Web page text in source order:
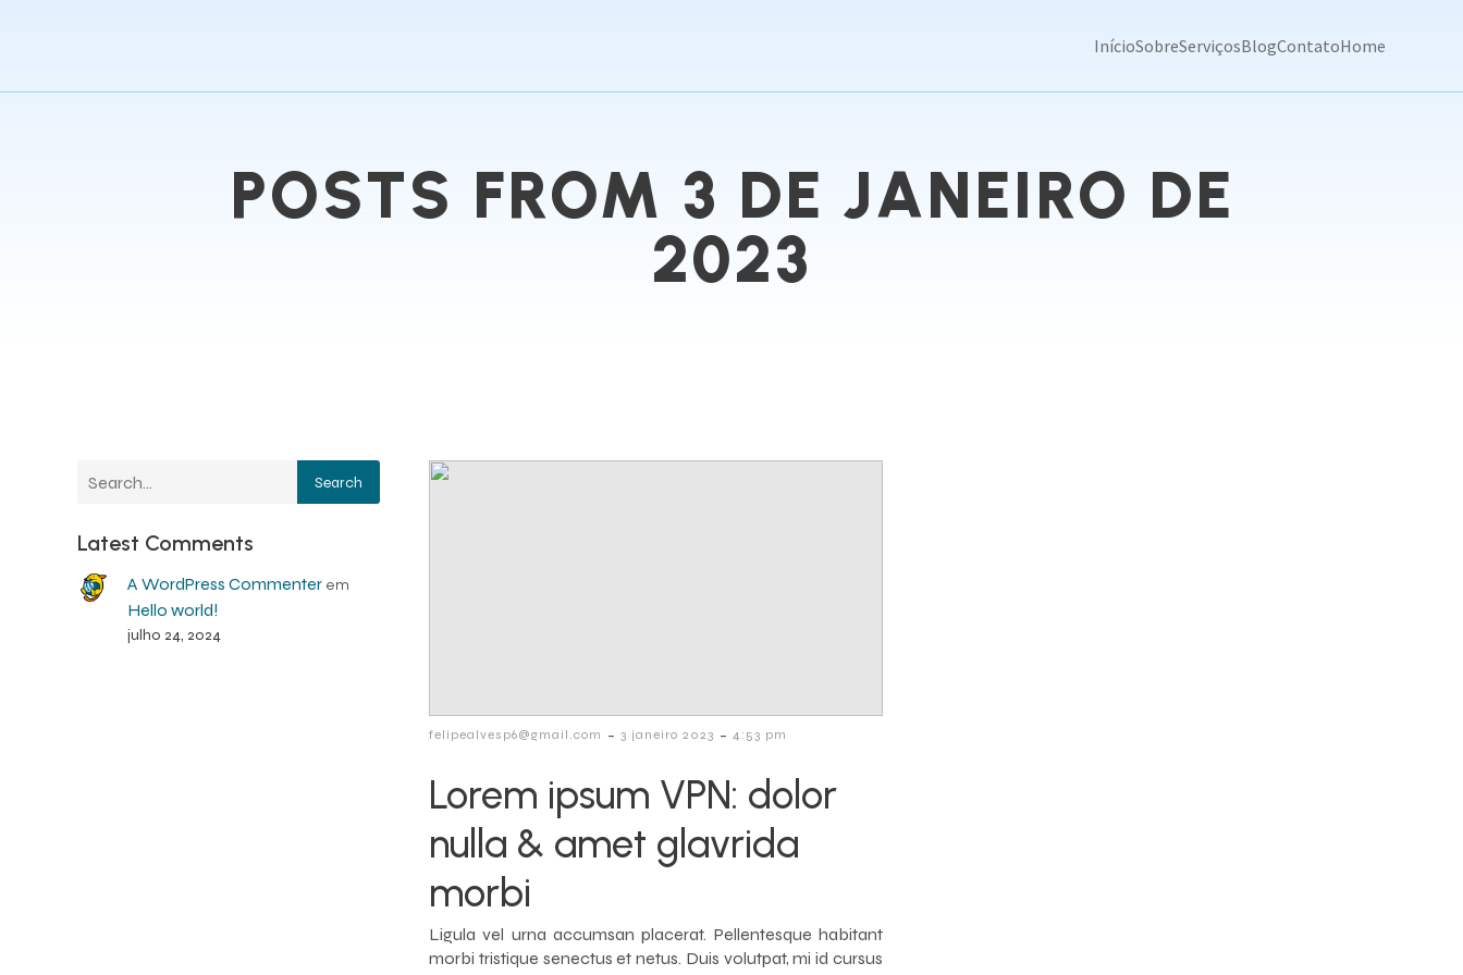
InícioSobreServiçosBlogContatoHome
POSTS FROM 3 DE JANEIRO DE
2023
Search
Latest Comments
A WordPress Commenterem
Hello world!
julho 24, 2024
felipealvesp6@gmail.com - 3 janeiro 2023 - 4:53 pm
Lorem ipsum VPN: dolor
nulla & amet glavrida
morbi
Ligula vel urna accumsan placerat. Pellentesque habitant
morbi tristique senectus et netus. Duis volutpat, mi id cursus